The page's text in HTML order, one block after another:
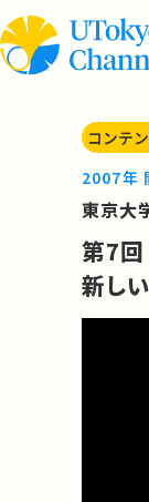
コンテ
2007年
東京大
第7回
新し